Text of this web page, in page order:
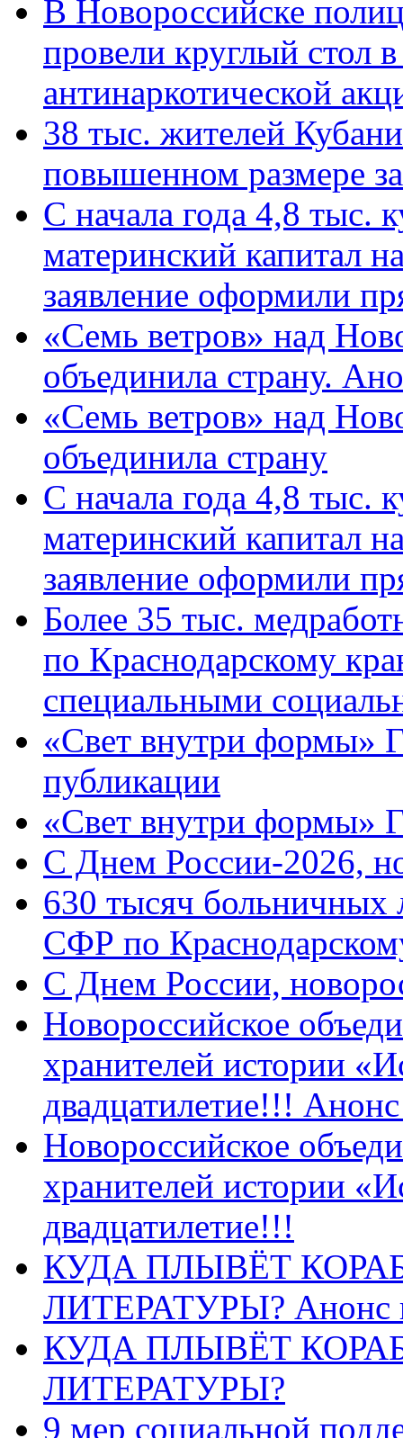
В Новороссийске
провели круглый стол
антинаркотической
38 тыс. жителей
повышенном размере
С начала года 4,8 тыс.
материнский капитал
заявление оформили
«Семь ветров» над
объединила страну.
«Семь ветров» над
объединила страну
С начала года 4,8 тыс.
материнский капитал
заявление оформили
Более 35 тыс.
по Краснодарскому
специальными
«Свет внутри формы»
публикации
«Свет внутри формы»
C Днем России-2026,
630 тысяч больничных
СФР по
C Днем России,
Новороссийское
хранителей истории
двадцатилетие!!!
Новороссийское
хранителей истории
двадцатилетие!!!
КУДА ПЛЫВЁТ
ЛИТЕРАТУРЫ? Анонс
КУДА ПЛЫВЁТ
ЛИТЕРАТУРЫ?
9 мер социальной